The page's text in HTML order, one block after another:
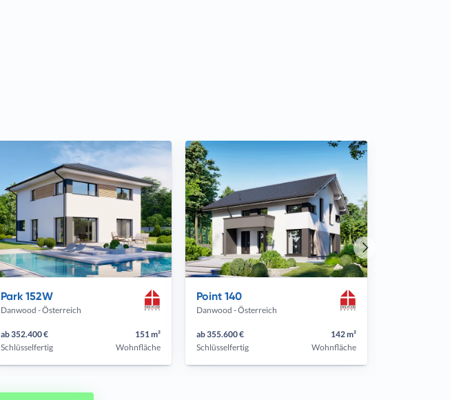
Park 152W
Danwood - Österreich
ab 352.400 €
Schlüsselfertig
151 m²
Wohnfläche
Point 140
Danwood - Österreich
ab 355.600 €
Schlüsselfertig
142 m²
Wohnfläche
Nächstes
Haus